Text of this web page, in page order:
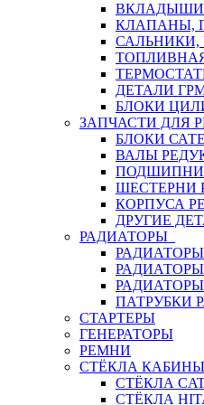
ВКЛАДЫШИ
КЛАПАНЫ,
ДЕТАЛИ
БЛОКИ
ЗАПЧАСТИ ДЛЯ
БЛОКИ
ВАЛЫ
ШЕСТЕРНИ
КОРПУСА
ДРУГИЕ
РАДИАТОРЫ
РАДИАТОРЫ
РАДИАТОРЫ
РАДИАТОРЫ
ПАТРУБКИ
СТАРТЕРЫ
ГЕНЕРАТОРЫ
РЕМНИ
СТЁКЛА КАБИНЫ
СТЁКЛА
СТЁКЛА